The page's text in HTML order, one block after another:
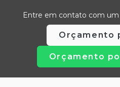
Entre em contato com um
Orçamento
Orçamento